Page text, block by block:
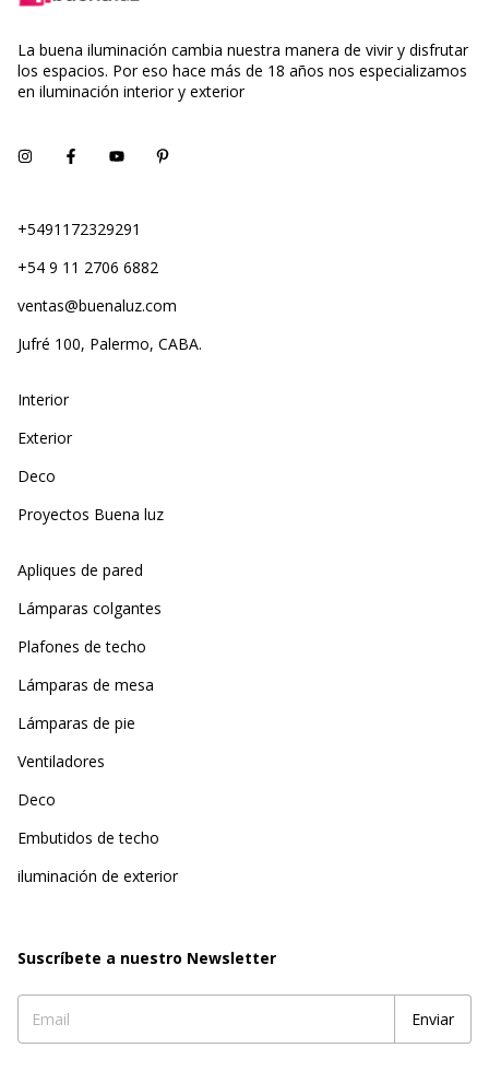
La buena iluminación cambia nuestra manera de vivir y disfrutar
los espacios. Por eso hace más de 18 años nos especializamos
en iluminación interior y exterior
+5491172329291
+54 9 11 2706 6882
ventas@buenaluz.com
Jufré 100, Palermo, CABA.
Interior
Exterior
Deco
Proyectos Buena luz
Apliques de pared
Lámparas colgantes
Plafones de techo
Lámparas de mesa
Lámparas de pie
Ventiladores
Deco
Embutidos de techo
iluminación de exterior
Suscríbete a nuestro Newsletter